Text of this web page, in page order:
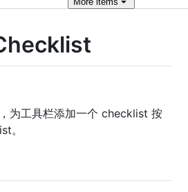
为工具栏添加一个 checklist 按
。